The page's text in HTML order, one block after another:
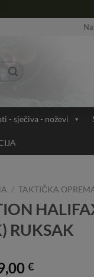
- sječiva - noževi
/ TAKTIČKA
RUKSAK
€